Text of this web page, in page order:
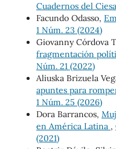
Cuadernos del
Facundo Odasso,
1 Núm. 23 (2024)
Giovanny Córdova
fragmentación
Núm. 21 (2022)
Aliuska Brizuela
apuntes para
1 Núm. 25 (2026)
Dora Barrancos,
en América Latina ,
(2021)